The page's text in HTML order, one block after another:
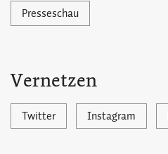
Presseschau
Vernetzen
Twitter Instagram